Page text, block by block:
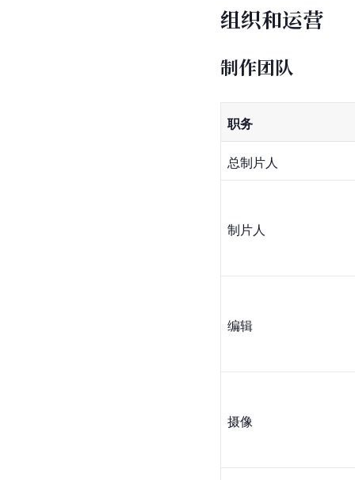
组织和运营
制作团队
职务
总制片人
制片人
编辑
摄像